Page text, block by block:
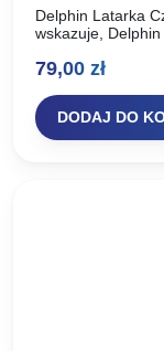
Delphin Latarka
wskazuje,
się niską wagą, a
79,00 zł
DODAJ DO